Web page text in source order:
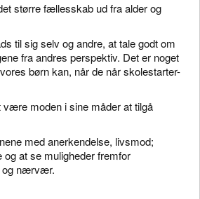
større fællesskab ud fra alder og
til sig selv og andre, at tale godt om
fra andres perspektiv. Det er noget
børn kan, når de når skolestarter-
være moden i sine måder at tilgå
med anerkendelse, livsmod;
at se muligheder fremfor
og nærvær.